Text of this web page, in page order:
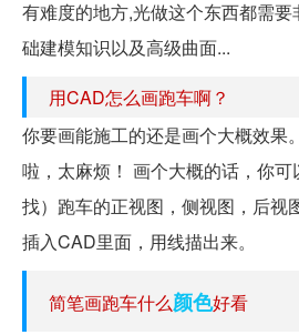
有难度的地方,光做这个东西都需
础建模知识以及高级曲面...
用CAD怎么画跑车啊？
你要画能施工的还是画个大概效果
啦，太麻烦！ 画个大概的话，你
找）跑车的正视图，侧视图，后视
插入CAD里面，用线描出来。
简笔画跑车什么颜色好看